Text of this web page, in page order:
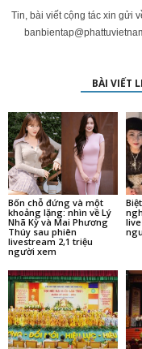
Tin, bài viết cộng tác xin gửi
BÀI VIẾT
Bốn chỗ đứng và một
khoảng lặng: nhìn về Lý
Nhã Kỳ và Mai Phương
Thúy sau phiên
livestream 2,1 triệu
người xem